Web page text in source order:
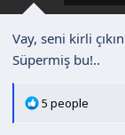
Vay, seni kirli
Süpermiş bu!..
T
5 people